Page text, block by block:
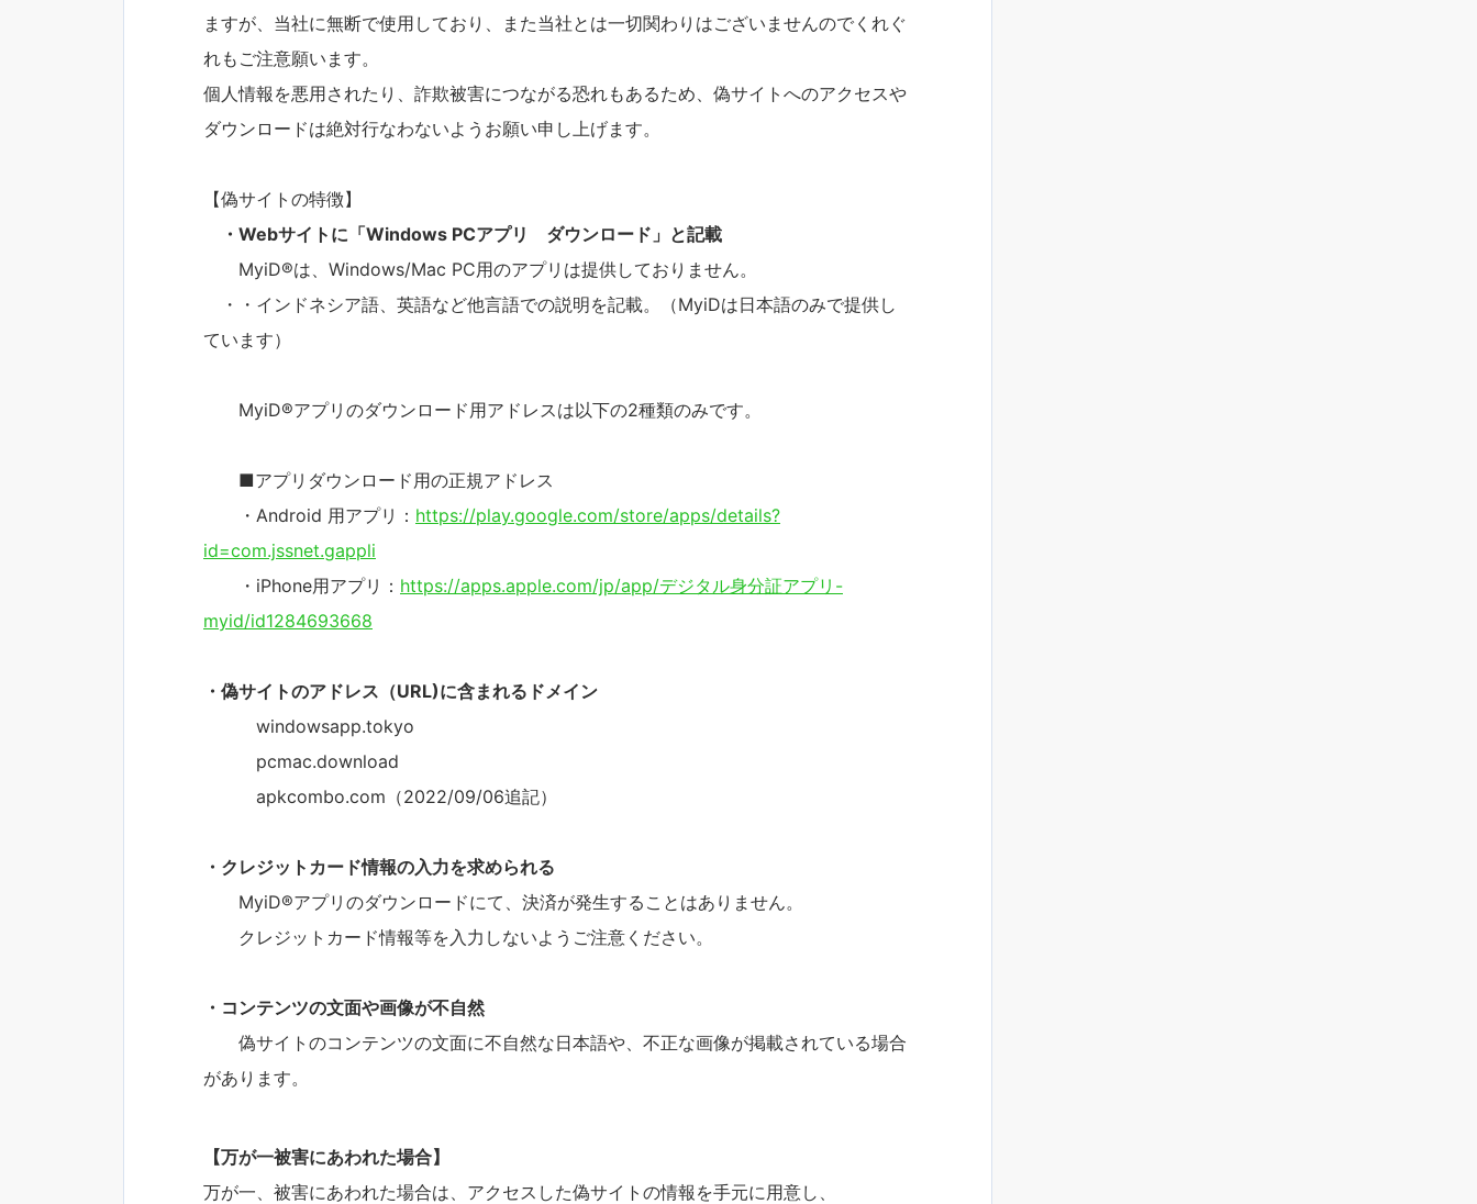
ますが、当社に無断で使用しており、また当社とは一切関わりはございませんのでくれぐ
れもご注意願います。
個人情報を悪用されたり、詐欺被害につながる恐れもあるため、偽サイトへのアクセスや
ダウンロードは絶対行なわないようお願い申し上げます。
【偽サイトの特徴】
・Webサイトに「Windows PCアプリ ダウンロード」と記載
MyiD®は、Windows/Mac PC用のアプリは提供しておりません。
・・インドネシア語、英語など他言語での説明を記載。（MyiDは日本語のみで提供し
ています）
MyiD®アプリのダウンロード用アドレスは以下の2種類のみです。
■アプリダウンロード用の正規アドレス
・Android 用アプリ： https://play.google.com/store/apps/details?
id=com.jssnet.gappli
・iPhone用アプリ： https://apps.apple.com/jp/app/デジタル身分証アプリ-
myid/id1284693668
・偽サイトのアドレス（URL)に含まれるドメイン
windowsapp.tokyo
pcmac.download
apkcombo.com（2022/09/06追記）
・クレジットカード情報の入力を求められる
MyiD®アプリのダウンロードにて、決済が発生することはありません。
クレジットカード情報等を入力しないようご注意ください。
・コンテンツの文面や画像が不自然
偽サイトのコンテンツの文面に不自然な日本語や、不正な画像が掲載されている場合
があります。
【万が一被害にあわれた場合】
万が一、被害にあわれた場合は、アクセスした偽サイトの情報を手元に用意し、